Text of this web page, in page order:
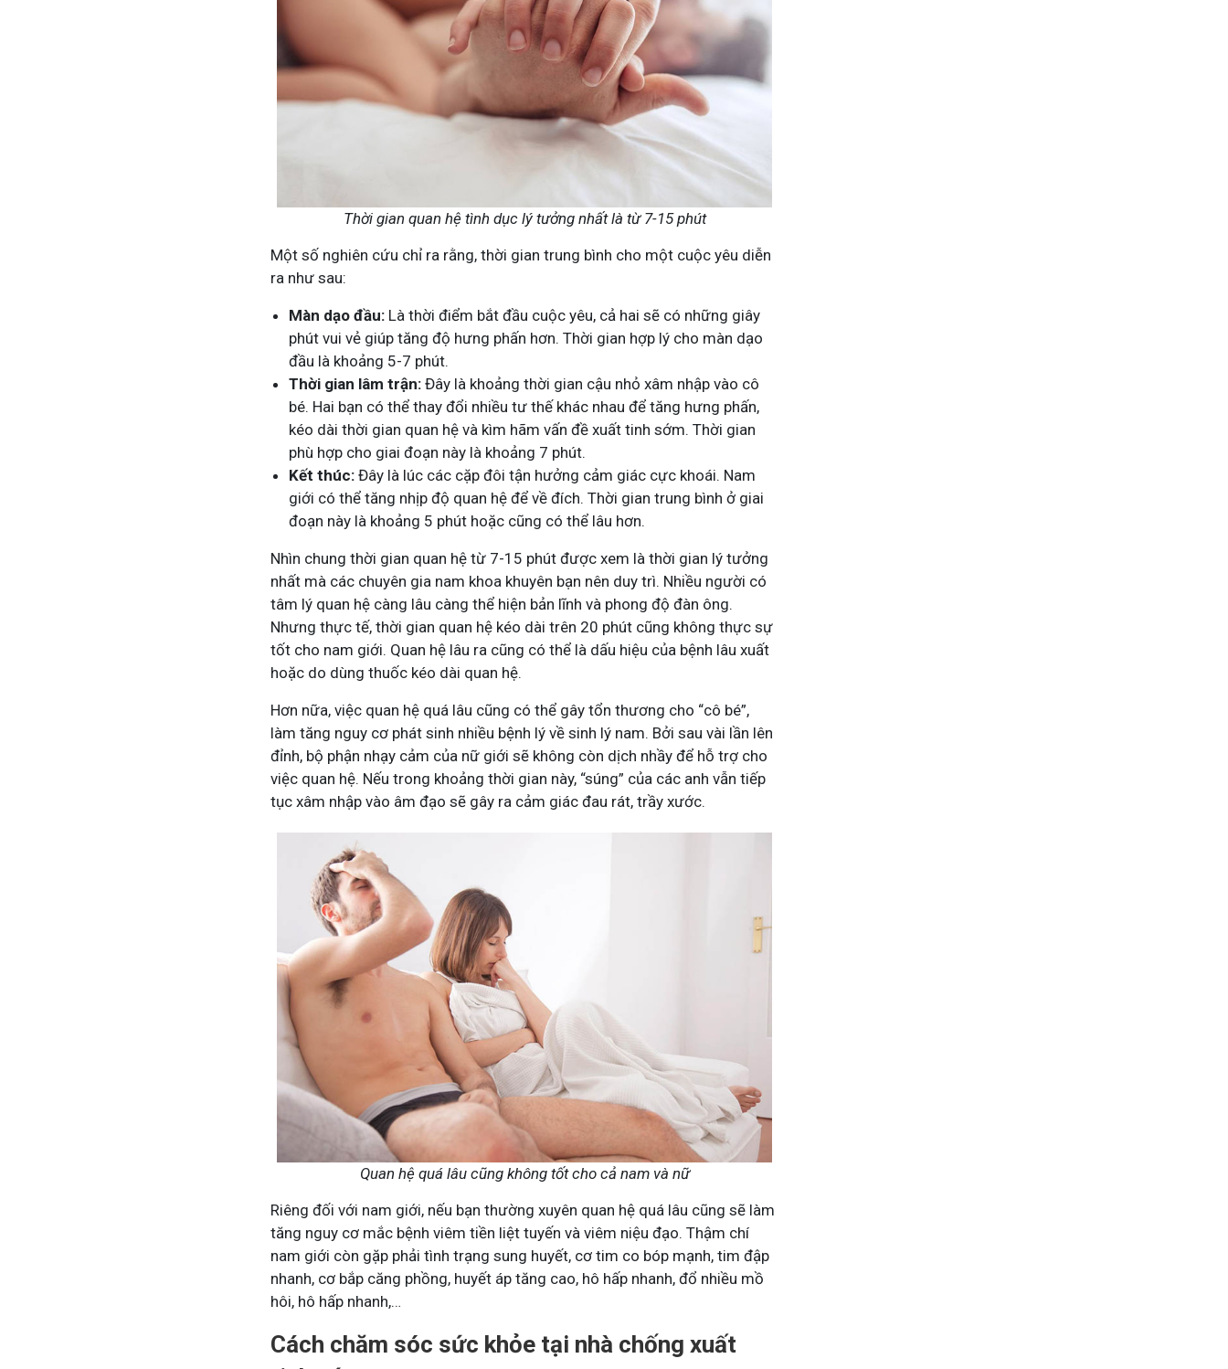
Thời gian quan hệ tình dục lý tưởng nhất là từ 7-15 phút
Một số nghiên cứu chỉ ra rằng, thời gian trung bình cho một cuộc yêu diễn
ra như sau:
Màn dạo đầu: Là thời điểm bắt đầu cuộc yêu, cả hai sẽ có những giây
phút vui vẻ giúp tăng độ hưng phấn hơn. Thời gian hợp lý cho màn dạo
đầu là khoảng 5-7 phút.
Thời gian lâm trận: Đây là khoảng thời gian cậu nhỏ xâm nhập vào cô
bé. Hai bạn có thể thay đổi nhiều tư thế khác nhau để tăng hưng phấn,
kéo dài thời gian quan hệ và kìm hãm vấn đề xuất tinh sớm. Thời gian
phù hợp cho giai đoạn này là khoảng 7 phút.
Kết thúc:Đây là lúc các cặp đôi tận hưởng cảm giác cực khoái. Nam
giới có thể tăng nhịp độ quan hệ để về đích. Thời gian trung bình ở giai
đoạn này là khoảng 5 phút hoặc cũng có thể lâu hơn.
Nhìn chung thời gian quan hệ từ 7-15 phút được xem là thời gian lý tưởng
nhất mà các chuyên gia nam khoa khuyên bạn nên duy trì. Nhiều người có
tâm lý quan hệ càng lâu càng thể hiện bản lĩnh và phong độ đàn ông.
Nhưng thực tế, thời gian quan hệ kéo dài trên 20 phút cũng không thực sự
tốt cho nam giới. Quan hệ lâu ra cũng có thể là dấu hiệu của bệnh lâu xuất
hoặc do dùng thuốc kéo dài quan hệ.
Hơn nữa, việc quan hệ quá lâu cũng có thể gây tổn thương cho “cô bé”,
làm tăng nguy cơ phát sinh nhiều bệnh lý về sinh lý nam. Bởi sau vài lần lên
đỉnh, bộ phận nhạy cảm của nữ giới sẽ không còn dịch nhầy để hỗ trợ cho
việc quan hệ. Nếu trong khoảng thời gian này, “súng” của các anh vẫn tiếp
tục xâm nhập vào âm đạo sẽ gây ra cảm giác đau rát, trầy xước.
Quan hệ quá lâu cũng không tốt cho cả nam và nữ
Riêng đối với nam giới, nếu bạn thường xuyên quan hệ quá lâu cũng sẽ làm
tăng nguy cơ mắc bệnh viêm tiền liệt tuyến và viêm niệu đạo. Thậm chí
nam giới còn gặp phải tình trạng sung huyết, cơ tim co bóp mạnh, tim đập
nhanh, cơ bắp căng phồng, huyết áp tăng cao, hô hấp nhanh, đổ nhiều mồ
hôi, hô hấp nhanh,…
Cách chăm sóc sức khỏe tại nhà chống xuất